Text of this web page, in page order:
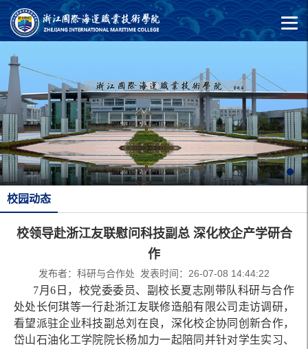
校园动态
校领导赴浙江友联慰问科技副总 深化校企产学研合
作
发布者：科研与合作处 发表时间：26-07-08 14:44:22
7月6日，校党委委员、副校长夏志刚带队科研与合作
处处长何琪等一行赴浙江友联修造船有限公司走访调研，
看望派驻企业科技副总刘在良，深化校企协同创新合作，
岱山石油化工学院院长杨加力一起陪同并针对学生实习、